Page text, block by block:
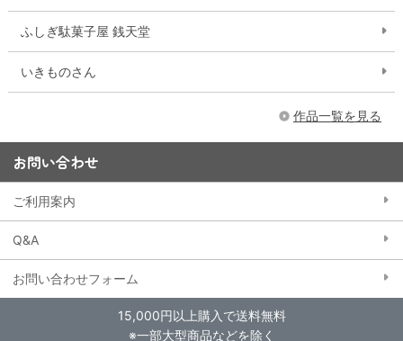
ふしぎ駄菓子屋 銭天堂
いきものさん
作品一覧を見る
お問い合わせ
ご利用案内
Q&A
お問い合わせフォーム
15,000円以上購入で送料無料
※一部大型商品などを除く